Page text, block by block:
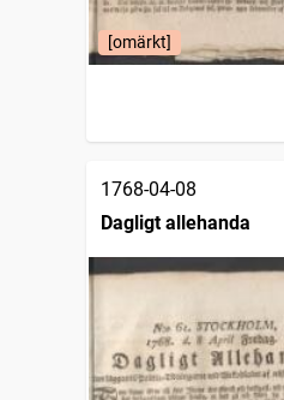
[omärkt]
1768-04-08
Dagligt allehanda